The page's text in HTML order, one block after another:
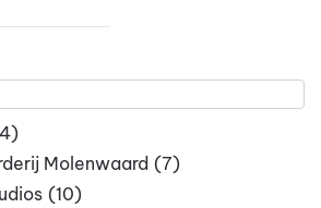
Molenwaard (7)
(10)